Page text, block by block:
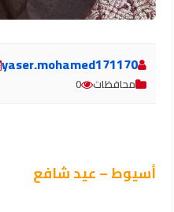
yaser.mohamed171170
محافظات
0
أسيوط – عيد شافع